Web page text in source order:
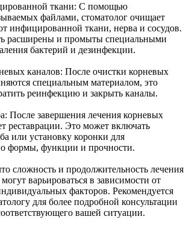
ткани: С помощью
файлами, стоматолог очищает
инфицированной ткани, нерва и сосудов.
расширены и промыты специальными
бактерий и дезинфекции.
каналов: После очистки корневых
специальным материалом, это
реинфекцию и закрыть каналы.
После завершения лечения корневых
реставрации. Это может включать
или установку коронки для
формы, функции и прочности.
сложность и продолжительность лечения
варьироваться в зависимости от
факторов. Рекомендуется
для более подробной консультации
вашей ситуации.